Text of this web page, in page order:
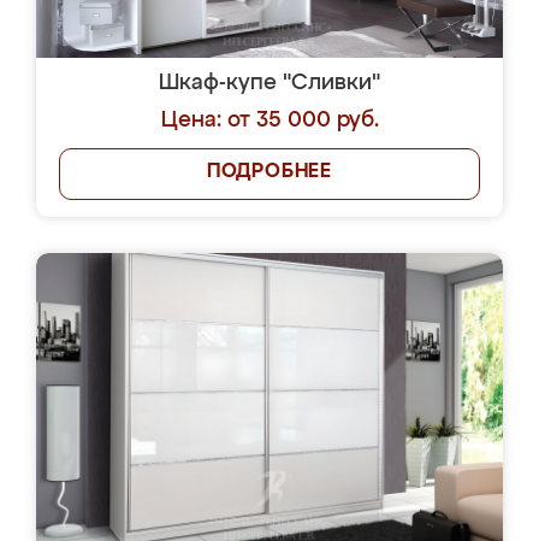
Шкаф-купе "Сливки"
Цена: от 35 000 руб.
ПОДРОБНЕЕ